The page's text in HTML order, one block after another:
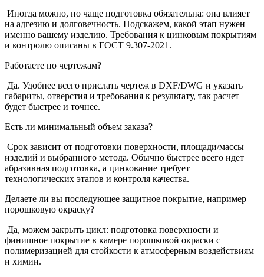
Иногда можно, но чаще подготовка обязательна: она влияет
на адгезию и долговечность. Подскажем, какой этап нужен
именно вашему изделию. Требования к цинковым покрытиям
и контролю описаны в ГОСТ 9.307-2021.
Работаете по чертежам?
Да. Удобнее всего прислать чертеж в DXF/DWG и указать
габариты, отверстия и требования к результату, так расчет
будет быстрее и точнее.
Есть ли минимальный объем заказа?
Срок зависит от подготовки поверхности, площади/массы
изделий и выбранного метода. Обычно быстрее всего идет
абразивная подготовка, а цинкование требует
технологических этапов и контроля качества.
Делаете ли вы последующее защитное покрытие, например
порошковую окраску?
Да, можем закрыть цикл: подготовка поверхности и
финишное покрытие в камере порошковой окраски с
полимеризацией для стойкости к атмосферным воздействиям
и химии.